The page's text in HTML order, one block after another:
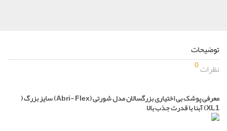
توضیحات
نظرات0
معرفی پوشک بی اختیاری بزرگسالان مدل شورتی (Abri- Flex) سایز بزرگ (
XL1) آبنا با قدرت جذب بالا